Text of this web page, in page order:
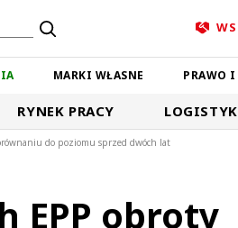
MARKI WŁASNE PRAWO
RYNEK PRACY
do poziomu sprzed dwóch lat
EPP obroty